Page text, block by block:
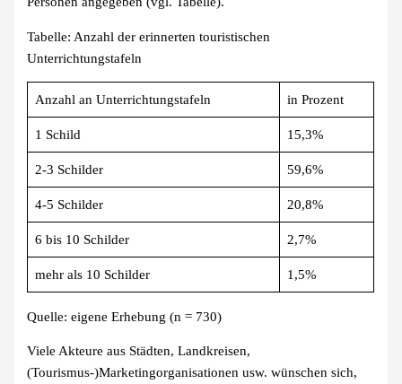
Tabelle: Anzahl der erinnerten touristischen
Unterrichtungstafeln
Anzahl an Unterrichtungstafeln in Prozent
1 Schild 15,3%
2-3 Schilder 59,6%
4-5 Schilder 20,8%
6 bis 10 Schilder 2,7%
mehr als 10 Schilder 1,5%
Quelle: eigene Erhebung (n = 730)
Viele Akteure aus Städten, Landkreisen,
(Tourismus-)Marketingorganisationen usw. wünschen sich,